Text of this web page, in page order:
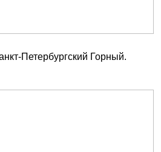
Петербургский Горный.